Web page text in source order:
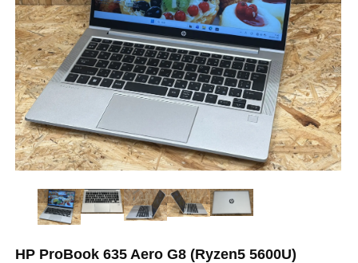
HP ProBook 635 Aero G8 (Ryzen5 5600U)